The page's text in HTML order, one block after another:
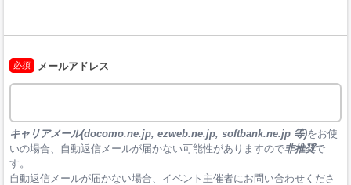
必須 メールアドレス
キャリアメール(docomo.ne.jp, ezweb.ne.jp, softbank.ne.jp 等)をお使
いの場合、自動返信メールが届かない可能性がありますので非推奨で
す。
自動返信メールが届かない場合、イベント主催者にお問い合わせくださ